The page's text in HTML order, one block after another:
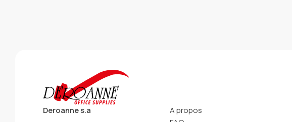
Deroanne s.a
A propos